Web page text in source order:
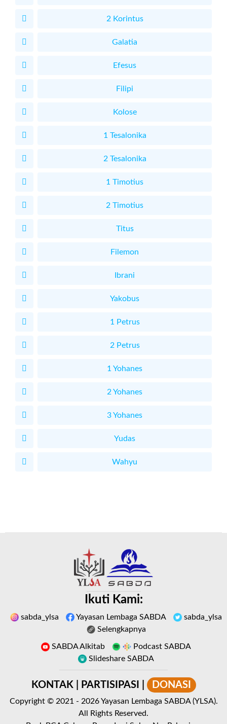
2 Korintus
Galatia
Efesus
Filipi
Kolose
1 Tesalonika
2 Tesalonika
1 Timotius
2 Timotius
Titus
Filemon
Ibrani
Yakobus
1 Petrus
2 Petrus
1 Yohanes
2 Yohanes
3 Yohanes
Yudas
Wahyu
Ikuti Kami:
sabda_ylsa Yayasan Lembaga SABDA
sabda_ylsa
Selengkapnya
SABDA Alkitab
Podcast SABDA
Slideshare SABDA
KONTAK| PARTISIPASI DONASI
Copyright© 2021 - 2026Yayasan Lembaga SABDA (YLSA).
All Rights Reserved.